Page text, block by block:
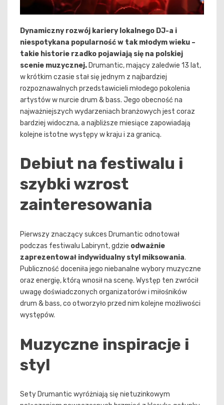
Dynamiczny rozwój kariery lokalnego DJ-a i
niespotykana popularność w tak młodym wieku –
takie historie rzadko pojawiają się na polskiej
scenie muzycznej. Drumantic, mający zaledwie 13 lat,
w krótkim czasie stał się jednym z najbardziej
rozpoznawalnych przedstawicieli młodego pokolenia
artystów w nurcie drum & bass. Jego obecność na
najważniejszych wydarzeniach branżowych jest coraz
bardziej widoczna, a najbliższe miesiące zapowiadają
kolejne istotne występy w kraju i za granicą.
Debiut na festiwalu i
szybki wzrost
zainteresowania
Pierwszy znaczący sukces Drumantic odnotował
podczas festiwalu Labirynt, gdzie odważnie
zaprezentował indywidualny styl miksowania.
Publiczność doceniła jego niebanalne wybory muzyczne
oraz energię, którą wnosił na scenę. Występ ten zwrócił
uwagę doświadczonych organizatorów i miłośników
drum & bass, co otworzyło przed nim kolejne możliwości
występów.
Muzyczne inspiracje i
styl
Sety Drumantic wyróżniają się nietuzinkowym